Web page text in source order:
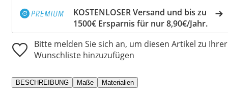
KOSTENLOSER Versand und bis zu
1500€ Ersparnis für nur 8,90€/Jahr.
Bitte melden Sie sich an, um diesen Artikel zu Ihrer
Wunschliste hinzuzufügen
BESCHREIBUNG Maße Materialien